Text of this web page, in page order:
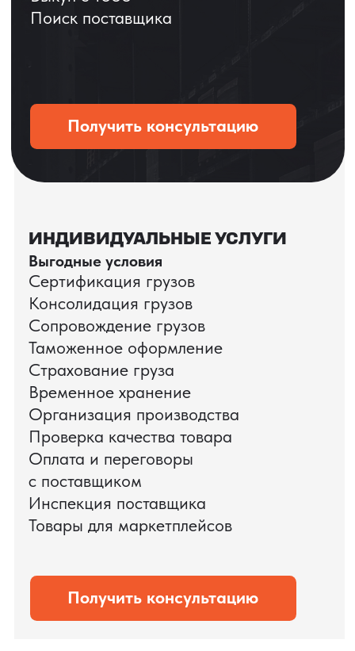
технической проверки
Оставить заявку
КЕЙС ПАО «РОСТЕЛЕКОМ»
ПАО «Ростелеком» доверяет нам полный
цикл международных поставок — от
поиска и проверки поставщиков до
доставки оборудования.
Мы обеспечили полный цикл работ:
проверку продукции, логистику,
таможенное оформление и контроль
сроков. В результате все товары были
доставлены точно в срок и без
дополнительных рисков.
PRO TORG — проверенный партнёр по
международной логистике для ведущих
федеральных компаний.
Оставить заявку